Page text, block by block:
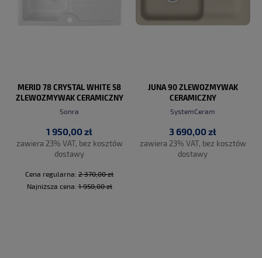
MERID 78 CRYSTAL WHITE 58
ZLEWOZMYWAK CERAMICZNY
Sonra
1 950,00 zł
zawiera 23% VAT, bez kosztów
dostawy
Cena regularna: 2 370,00 zł
Najniższa cena:1 950,00 zł
JUNA 90 ZLEWOZMYWAK
CERAMICZNY
SystemCeram
3 690,00 zł
zawiera 23% VAT, bez kosztów
dostawy